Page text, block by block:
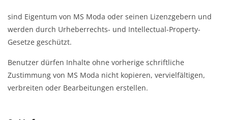
sind Eigentum von MS Moda oder seinen Lizenzgebern und
werden durch Urheberrechts- und Intellectual-Property-
Gesetze geschützt.
Benutzer dürfen Inhalte ohne vorherige schriftliche
Zustimmung von MS Moda nicht kopieren, vervielfältigen,
verbreiten oder Bearbeitungen erstellen.